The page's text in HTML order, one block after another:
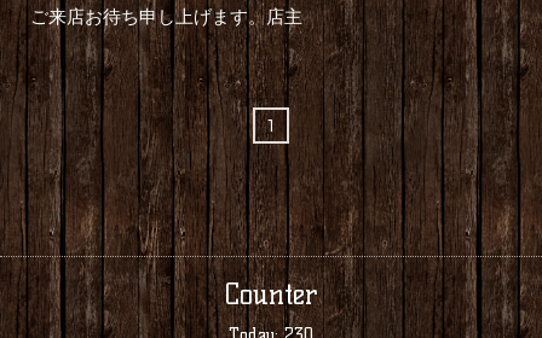
ご来店お待ち申し上げます。店主
1
Counter